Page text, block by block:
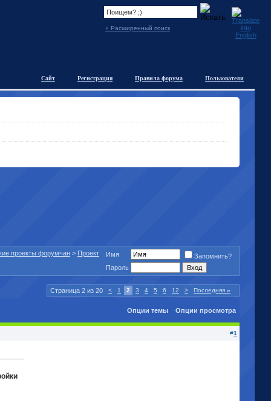
+ Расширенный поиск
Пользователи
Правила форума
Регистрация
Сайт
проекты форумчан > Проект Имя
Запомнить?
Пароль
Страница 2 из 20 < 1 2 3 4 5 6 12 > Последняя »
Опции темы Опции просмотра
#1